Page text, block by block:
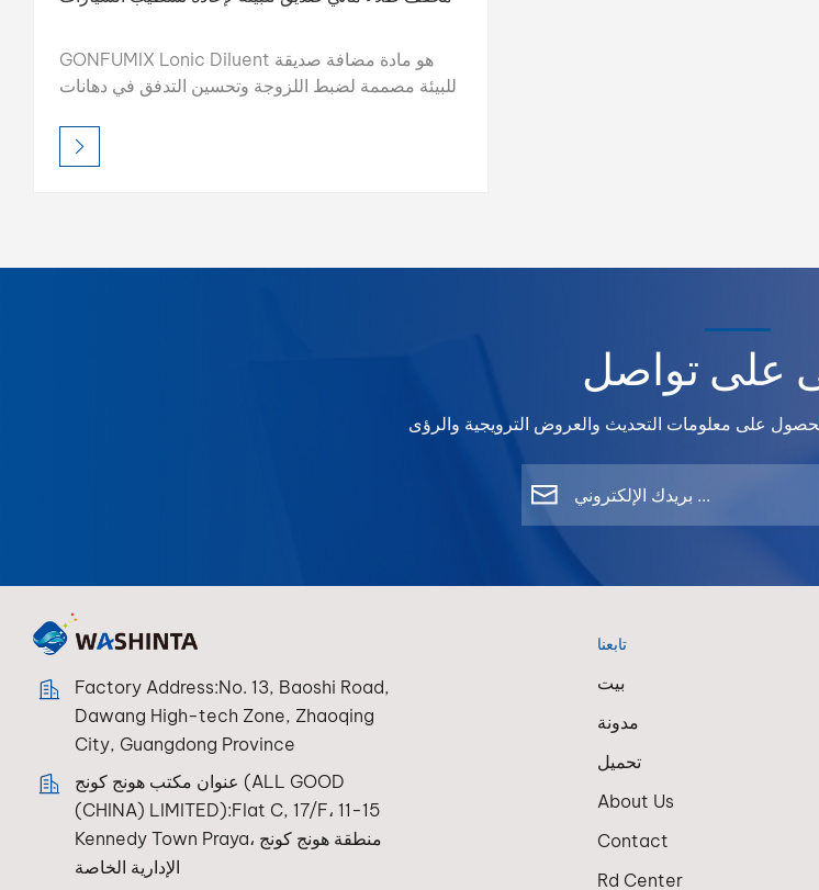
GONFUMIX Lonic Diluent هو مادة مضافة صديقة
للبيئة مصممة لضبط اللزوجة وتحسين التدفق في دهانات
Factory Address:No. 13, Baoshi Road,
Dawang High-tech Zone, Zhaoqing
City, Guangdong Province
عنوان مكتب هونج كونج (ALL GOOD
(CHINA) LIMITED):Flat C, 17/F، 11-15
Kennedy Town Praya، منطقة هونج كونج
الإدارية الخاصة
تابعنا
بيت
مدونة
تحميل
About Us
Contact
Rd Center